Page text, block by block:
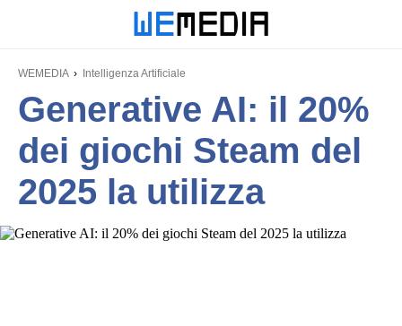
WEMEDIA Intelligenza Artificiale
Generative AI: il 20%
dei giochi Steam del
2025 la utilizza